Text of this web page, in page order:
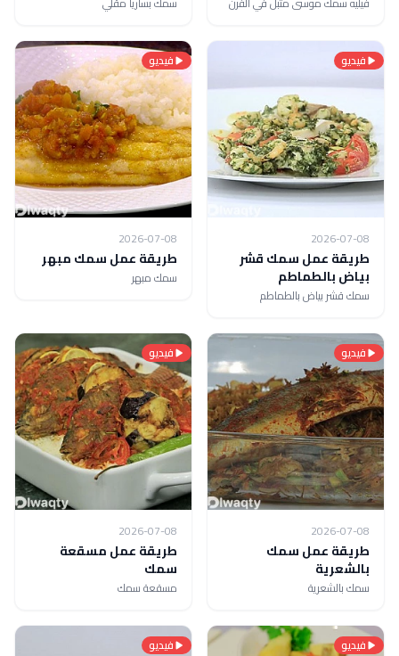
فيديو
2026-07-08
طريقة عمل سمك قشر
بياض بالطماطم
سمك قشر بياض بالطماطم
فيديو
2026-07-08
طريقة عمل سمك مبهر
سمك مبهر
فيديو
2026-07-08
طريقة عمل سمك
بالشعرية
سمك بالشعرية
فيديو
2026-07-08
طريقة عمل مسقعة
سمك
مسقعة سمك
فيديو فيديو